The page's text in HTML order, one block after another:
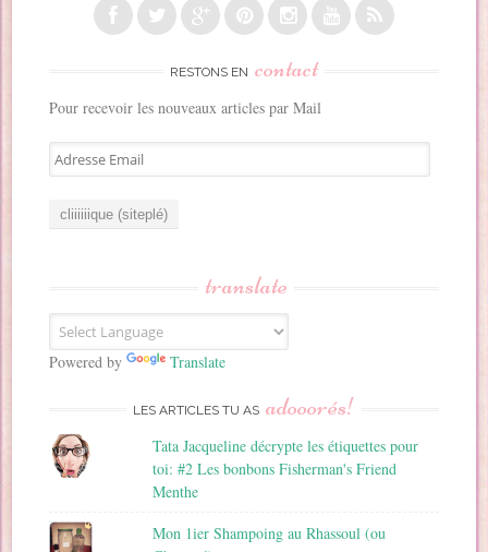
RESTONS EN contact
Pour recevoir les nouveaux articles par Mail
A
d
E
m
a
translate
Powered by Translate
LES ARTICLES TU AS adooorés!
Tata Jacqueline décrypte les étiquettes pour
toi: #2 Les bonbons Fisherman's Friend
Menthe
Mon 1ier Shampoing au Rhassoul (ou